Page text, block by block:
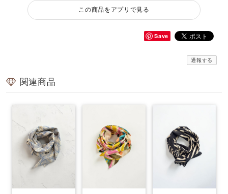
この商品をアプリで見る
Save
通報する
関連商品